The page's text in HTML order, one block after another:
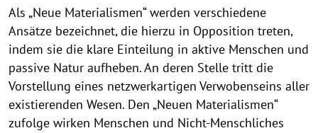
Als „Neue Materialismen“ werden verschiedene
Ansätze bezeichnet, die hierzu in Opposition treten,
indem sie die klare Einteilung in aktive Menschen und
passive Natur aufheben. An deren Stelle tritt die
Vorstellung eines netzwerkartigen Verwobenseins aller
existierenden Wesen. Den „Neuen Materialismen“
zufolge wirken Menschen und Nicht-Menschliches